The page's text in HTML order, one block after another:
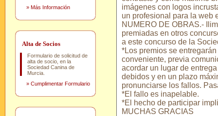
» Más Información
Alta de Socios
Formulario de solicitud de
alta de socio, en la
Sociedad Canina de
Murcia.
» Cumplimentar Formulario
imágenes con logos
un profesional para la web
NUMERO DE OBRAS.-
premiadas en otros
a este concurso de la
*Los premios se
conveniente, previa
acordar un lugar de
debidos y en un plazo
pronunciarse los fallos.
*El fallo es inapelable.
*El hecho de participar
MUCHAS GRACIAS